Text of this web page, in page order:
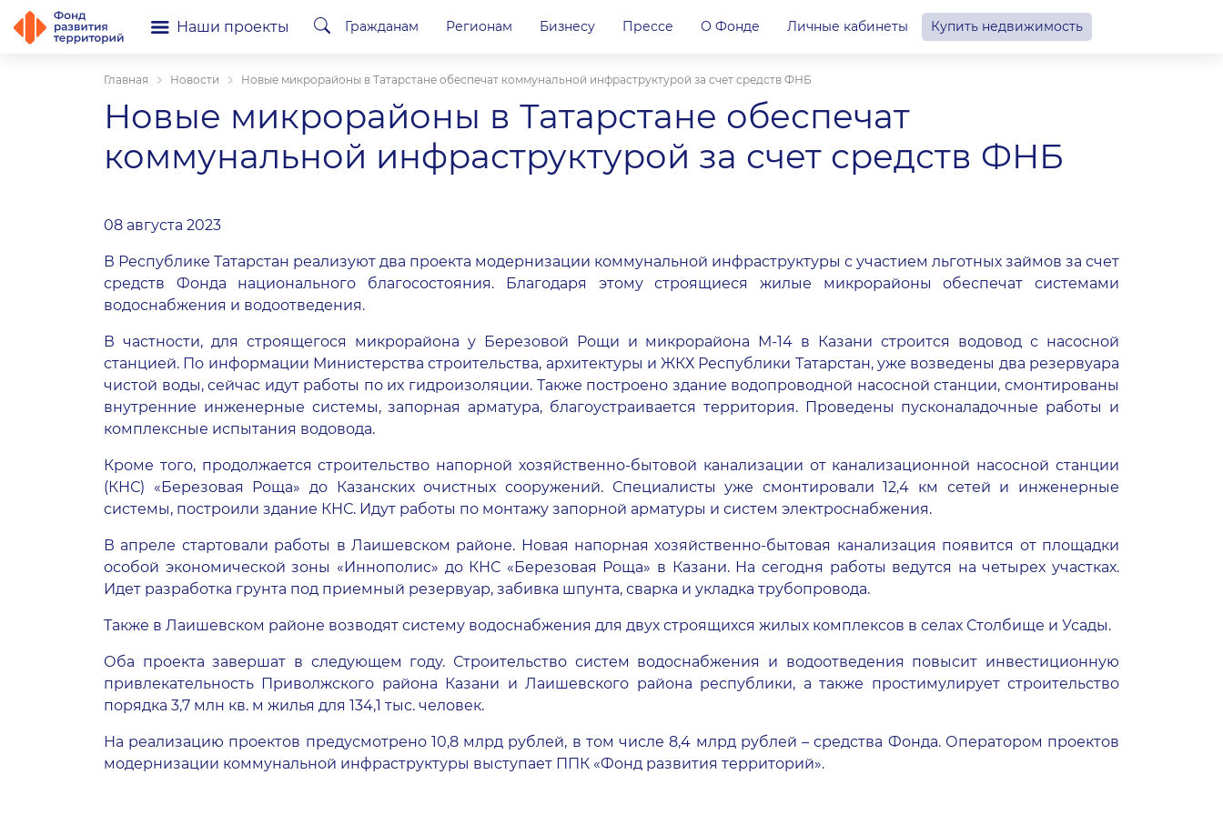
Наши проекты Гражданам Регионам Бизнесу Прессе О Фонде Личные кабинеты Купить недвижимость
Главная Новости Новые микрорайоны в Татарстане обеспечат коммунальной инфраструктурой за счет средств ФНБ
Новые микрорайоны в Татарстане обеспечат
коммунальной инфраструктурой за счет средств ФНБ
08 августа 2023
В Республике Татарстан реализуют два проекта модернизации коммунальной инфраструктуры с участием льготных займов за счет
средств Фонда национального благосостояния. Благодаря этому строящиеся жилые микрорайоны обеспечат системами
водоснабжения и водоотведения.
В частности, для строящегося микрорайона у Березовой Рощи и микрорайона М-14 в Казани строится водовод с насосной
станцией. По информации Министерства строительства, архитектуры и ЖКХ Республики Татарстан, уже возведены два резервуара
чистой воды, сейчас идут работы по их гидроизоляции. Также построено здание водопроводной насосной станции, смонтированы
внутренние инженерные системы, запорная арматура, благоустраивается территория. Проведены пусконаладочные работы и
комплексные испытания водовода.
Кроме того, продолжается строительство напорной хозяйственно-бытовой канализации от канализационной насосной станции
(КНС) «Березовая Роща» до Казанских очистных сооружений. Специалисты уже смонтировали 12,4 км сетей и инженерные
системы, построили здание КНС. Идут работы по монтажу запорной арматуры и систем электроснабжения.
В апреле стартовали работы в Лаишевском районе. Новая напорная хозяйственно-бытовая канализация появится от площадки
особой экономической зоны «Иннополис» до КНС «Березовая Роща» в Казани. На сегодня работы ведутся на четырех участках.
Идет разработка грунта под приемный резервуар, забивка шпунта, сварка и укладка трубопровода.
Также в Лаишевском районе возводят систему водоснабжения для двух строящихся жилых комплексов в селах Столбище и Усады.
Оба проекта завершат в следующем году. Строительство систем водоснабжения и водоотведения повысит инвестиционную
привлекательность Приволжского района Казани и Лаишевского района республики, а также простимулирует строительство
порядка 3,7 млн кв. м жилья для 134,1 тыс. человек.
На реализацию проектов предусмотрено 10,8 млрд рублей, в том числе 8,4 млрд рублей – средства Фонда. Оператором проектов
модернизации коммунальной инфраструктуры выступает ППК «Фонд развития территорий».